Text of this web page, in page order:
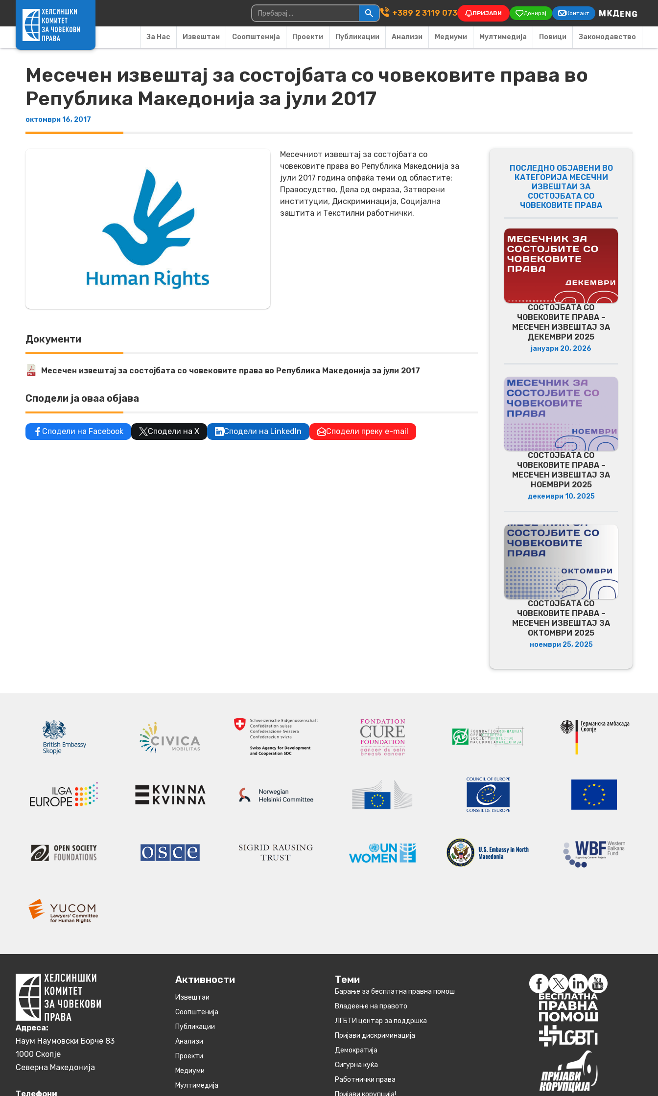
Main Navigation
Пребарувај за: +389 2 3119 073 ПРИЈАВИ Донирај Контакт
За Нас Извештаи Соопштенија Проекти Публикации Анализи Медиуми Мултимедија Повици Законодавство
Месечен извештај за состојбата со човековите права во
Република Македонија за јули 2017
октомври 16, 2017
Месечниот извештај за состојбата со
човековите права во Република Македонија за
јули 2017 година опфаќа теми од областите:
Правосудство, Дела од омраза, Затворени
институции, Дискриминација, Социјална
заштита и Текстилни работнички.
Документи
Месечен извештај за состојбата со човековите права во Република Македонија за јули 2017
Сподели ја оваа објава
Сподели на Facebook Сподели на X Сподели на LinkedIn Сподели преку e-mail
ПОСЛЕДНО ОБЈАВЕНИ ВО
КАТЕГОРИЈА МЕСЕЧНИ
ИЗВЕШТАИ ЗА
СОСТОЈБАТА СО
ЧОВЕКОВИТЕ ПРАВА
СОСТОЈБАТА СО
ЧОВЕКОВИТЕ ПРАВА –
МЕСЕЧЕН ИЗВЕШТАЈ ЗА
ДЕКЕМВРИ 2025
јануари 20, 2026
СОСТОЈБАТА СО
ЧОВЕКОВИТЕ ПРАВА –
МЕСЕЧЕН ИЗВЕШТАЈ ЗА
НОЕМВРИ 2025
декември 10, 2025
СОСТОЈБАТА СО
ЧОВЕКОВИТЕ ПРАВА –
МЕСЕЧЕН ИЗВЕШТАЈ ЗА
ОКТОМВРИ 2025
ноември 25, 2025
Aдреса:
Наум Наумовски Борче 83
1000 Скопје
Северна Македонија
Телефони
Активности
Извештаи
Соопштенија
Публикации
Анализи
Проекти
Медиуми
Мултимедија
Теми
Барање за бесплатна правна помош
Владеење на правото
ЛГБТИ центар за поддршка
Пријави дискриминација
Демократија
Сигурна куќа
Работнички права
Пријави корупција!